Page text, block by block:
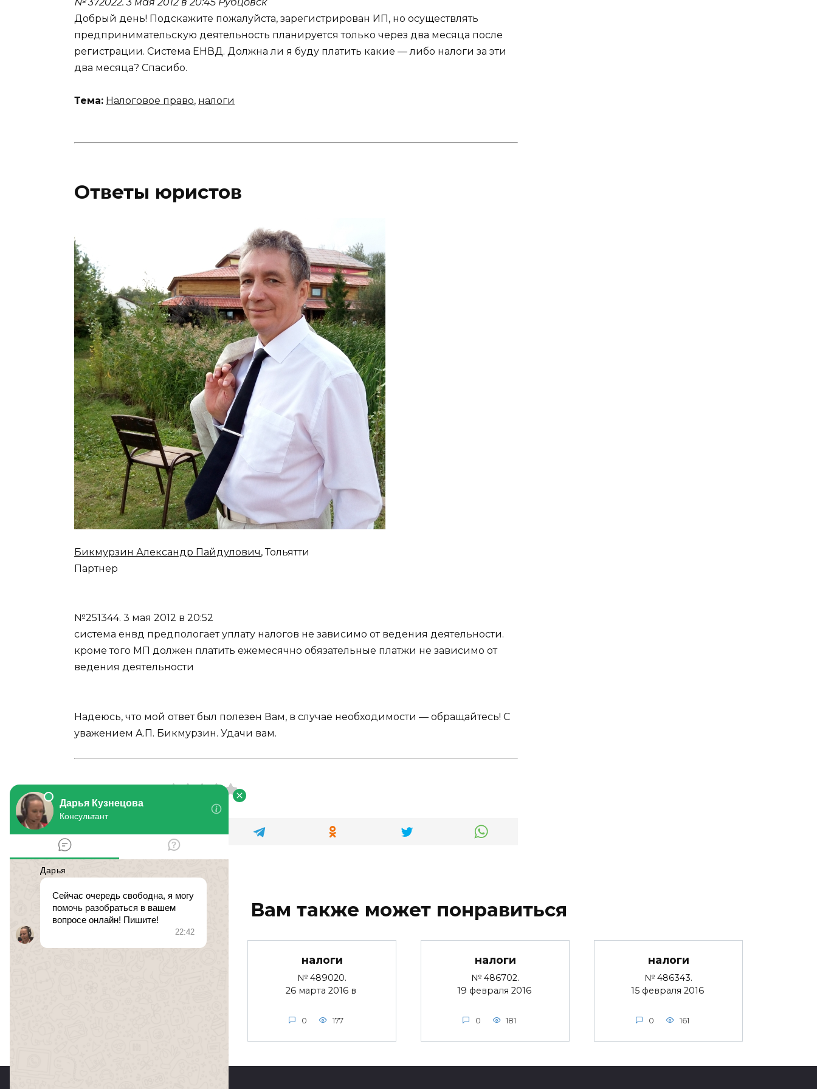
Добрый день! Подскажите пожалуйста, зарегистрирован ИП, но осуществлять
предпринимательскую деятельность планируется только через два месяца после
регистрации. Система ЕНВД. Должна ли я буду платить какие — либо налоги за эти
два месяца? Спасибо.
Тема: Налоговое право, налоги
Ответы юристов
Бикмурзин Александр Пайдулович, Тольятти
Партнер
№251344. 3 мая 2012 в 20:52
система енвд предпологает уплату налогов не зависимо от ведения деятельности.
кроме того МП должен платить ежемесячно обязательные платжи не зависимо от
ведения деятельности
Надеюсь, что мой ответ был полезен Вам, в случае необходимости — обращайтесь! С
уважением А.П. Бикмурзин. Удачи вам.
Вам также может понравиться
налоги
№ 489020.
26 марта 2016 в
0 177
налоги
№ 486702.
19 февраля 2016
0 181
налоги
№ 486343.
15 февраля 2016
0 161